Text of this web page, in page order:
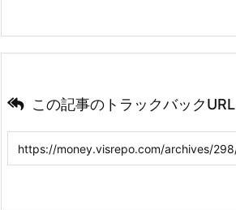
この記事のトラックバックURL